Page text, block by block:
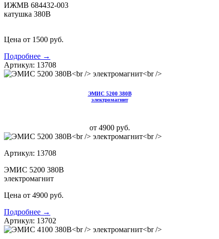
ИЖМВ 684432-003
катушка 380В
Цена от 1500 руб.
Подробнее →
Артикул: 13708
ЭМИС 5200 380В
электромагнит
от 4900 руб.
Артикул: 13708
ЭМИС 5200 380В
электромагнит
Цена от 4900 руб.
Подробнее →
Артикул: 13702